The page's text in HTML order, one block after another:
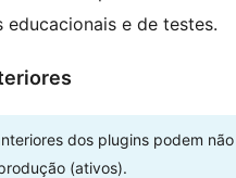
educacionais e de testes.
dos plugins podem
(ativos).